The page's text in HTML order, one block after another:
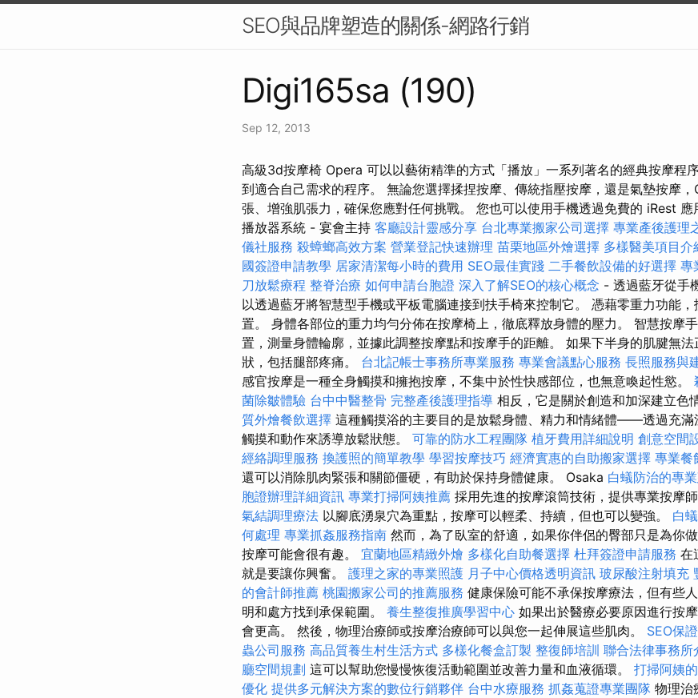
SEO與品牌塑造的關係-網路行銷
Digi165sa (190)
Sep 12, 2013
高級3d按摩椅 Opera 可以以藝術精準的方式「播放」一系列著名的經典按摩程
到適合自己需求的程序。 無論您選擇揉捏按摩、傳統指壓按摩，還是氣墊按摩
張、增強肌張力，確保您應對任何挑戰。 您也可以使用手機透過免費的 iRest
播放器系統 - 宴會主持 客廳設計靈感分享 台北專業搬家公司選擇 專業產後護理
儀社服務 殺蟑螂高效方案 營業登記快速辦理 苗栗地區外燴選擇 多樣醫美項目介
國簽證申請教學 居家清潔每小時的費用 SEO最佳實踐 二手餐飲設備的好選擇 專
刀放鬆療程 整脊治療 如何申請台胞證 深入了解SEO的核心概念 - 透過藍牙從手
以透過藍牙將智慧型手機或平板電腦連接到扶手椅來控制它。 憑藉零重力功能
置。 身體各部位的重力均勻分佈在按摩椅上，徹底釋放身體的壓力。 智慧按摩
置，測量身體輪廓，並據此調整按摩點和按摩​​手的距離。 如果下半身的肌腱無
狀，包括腿部疼痛。 台北記帳士事務所專業服務 專業會議點心服務 長照服務與
感官按摩是一種全身觸摸和擁抱按摩，不集中於性快感部位，也無意喚起性慾。
菌除皺體驗 台中中醫整骨 完整產後護理指導 相反，它是關於創造和加深建立色
質外燴餐飲選擇 這種觸摸浴的主要目的是放鬆身體、精力和情緒體——透過充滿
觸摸和動作來誘導放鬆狀態。 可靠的防水工程團隊 植牙費用詳細說明 創意空間
經絡調理服務 換護照的簡單教學 學習按摩技巧 經濟實惠的自助搬家選擇 專業餐
還可以消除肌肉緊張和關節僵硬，有助於保持身體健康。 Osaka 白蟻防治的專
胞證辦理詳細資訊 專業打掃阿姨推薦 採用先進的按摩滾筒技術，提供專業按摩
氣結調理療法 以腳底湧泉穴為重點，按摩可以輕柔、持續，但也可以變強。 白
何處理 專業抓姦服務指南 然而，為了臥室的舒適，如果你伴侶的臀部只是為你
按摩可能會很有趣。 宜蘭地區精緻外燴 多樣化自助餐選擇 杜拜簽證申請服務 在
就是要讓你興奮。 護理之家的專業照護 月子中心價格透明資訊 玻尿酸注射填充
的會計師推薦 桃園搬家公司的推薦服務 健康保險可能不承保按摩療法，但有些
明和處方找到承保範圍。 養生整復推廣學習中心 如果出於醫療必要原因進行按
會更高。 然後，物理治療師或按摩治療師可以與您一起伸展這些肌肉。 SEO保
蟲公司服務 高品質養生村生活方式 多樣化餐盒訂製 整復師培訓 聯合法律事務所
廳空間規劃 這可以幫助您慢慢恢復活動範圍並改善力量和血液循環。 打掃阿姨
優化 提供多元解決方案的數位行銷夥伴 台中水療服務 抓姦蒐證專業團隊 物理治